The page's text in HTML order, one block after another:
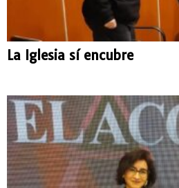
La Iglesia sí encubre